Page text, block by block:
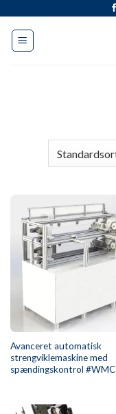
indhold
Avanceret automatisk
strengviklemaskine med
spændingskontrol #WMC